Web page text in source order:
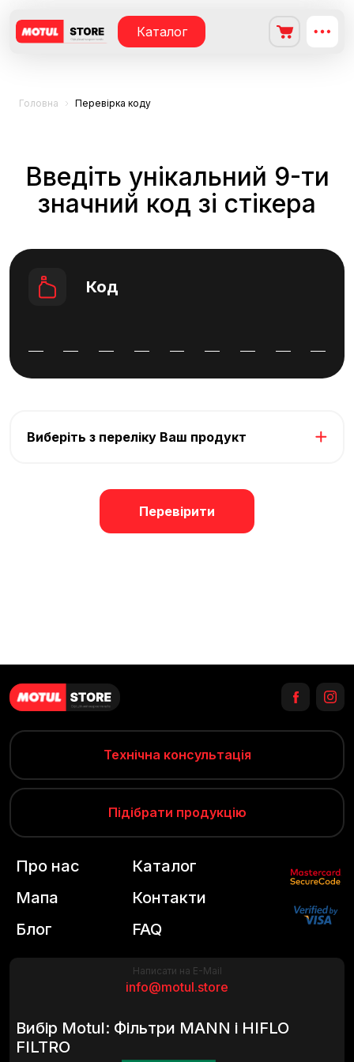
Каталог
Головна Перевірка коду
Введіть унікальний 9-ти
значний код зі стікера
Код
Виберіть з переліку Ваш продукт
Перевірити
Технічна консультація
Підібрати продукцію
Написати на E-Mail
info@motul.store
Вибір Motul: Фільтри MANN і HIFLO
FILTRO
Про нас
Мапа
Блог
Каталог
Контакти
FAQ